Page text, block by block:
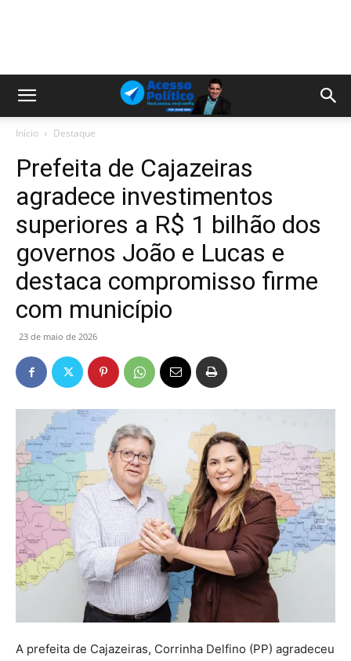
Início Destaque
Prefeita de Cajazeiras
agradece investimentos
superiores a R$ 1 bilhão dos
governos João e Lucas e
destaca compromisso firme
com município
23 de maio de 2026
A prefeita de Cajazeiras, Corrinha Delfino (PP) agradeceu